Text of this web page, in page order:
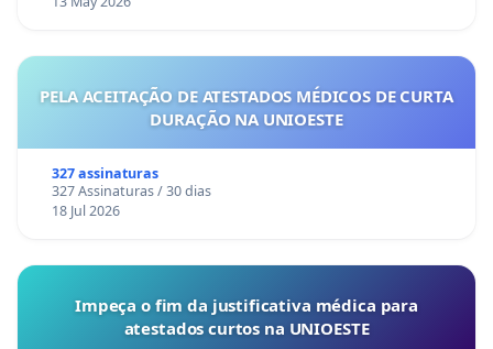
PELA ACEITAÇÃO DE ATESTADOS MÉDICOS DE CURTA
DURAÇÃO NA UNIOESTE
327 assinaturas
327 Assinaturas / 30 dias
18 Jul 2026
Impeça o fim da justificativa médica para
atestados curtos na UNIOESTE